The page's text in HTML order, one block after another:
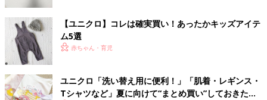
【ユニクロ】コレは確実買い！あったかキッズアイテ
ム5選
赤ちゃん・育児
ユニクロ「洗い替え用に便利！」「肌着・レギンス・
Tシャツなど」夏に向けて“まとめ買い”しておきたい